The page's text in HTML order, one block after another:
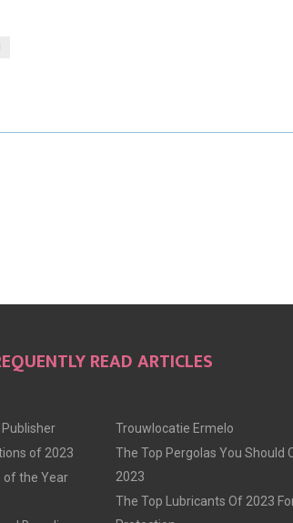
O O
READ ARTICLES
of 2023
of the Year
Trouwlocatie Ermelo
The Top Pergolas You Should
2023
The Top Lubricants Of 2023